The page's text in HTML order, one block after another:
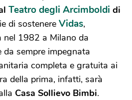
Teatro degli Arcimboldi di
di sostenere Vidas,
nel 1982 a Milano da
da sempre impegnata
completa e gratuita ai
della prima, infatti, sarà
Casa Sollievo Bimbi.